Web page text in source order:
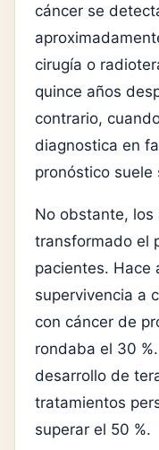
cáncer se
cirugía o
quince años
contrario,
diagnostica en
pronóstico suele
No obstante, los
transformado el
pacientes. Hace
supervivencia a
con cáncer de
rondaba el 30
desarrollo de
tratamientos
superar el 50 %.